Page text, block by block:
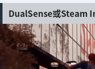
DualSense或Steam